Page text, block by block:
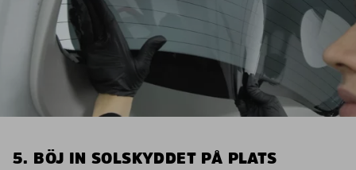
5. BÖJ IN SOLSKYDDET PÅ PLATS